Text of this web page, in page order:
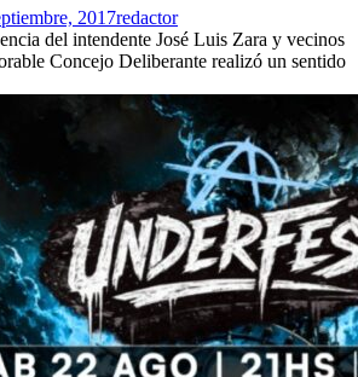
2017redactor
del intendente José Luis Zara y vecinos
Concejo Deliberante realizó un sentido